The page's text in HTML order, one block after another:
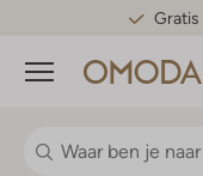
Gratis
Menu